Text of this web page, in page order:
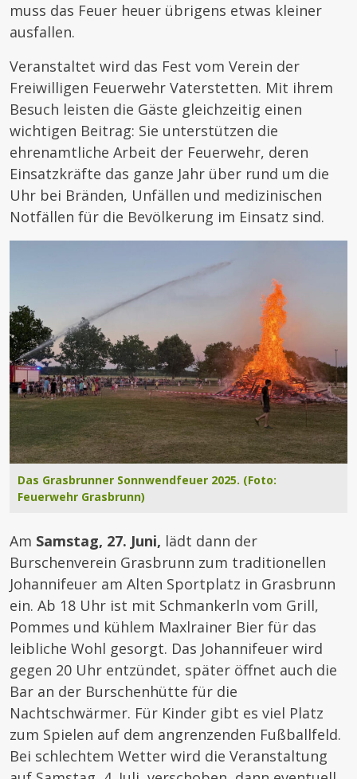
muss das Feuer heuer übrigens etwas kleiner
ausfallen.
Veranstaltet wird das Fest vom Verein der
Freiwilligen Feuerwehr Vaterstetten. Mit ihrem
Besuch leisten die Gäste gleichzeitig einen
wichtigen Beitrag: Sie unterstützen die
ehrenamtliche Arbeit der Feuerwehr, deren
Einsatzkräfte das ganze Jahr über rund um die
Uhr bei Bränden, Unfällen und medizinischen
Notfällen für die Bevölkerung im Einsatz sind.
Das Grasbrunner Sonnwendfeuer 2025. (Foto:
Feuerwehr Grasbrunn)
Am Samstag, 27. Juni, lädt dann der
Burschenverein Grasbrunn zum traditionellen
Johannifeuer am Alten Sportplatz in Grasbrunn
ein. Ab 18 Uhr ist mit Schmankerln vom Grill,
Pommes und kühlem Maxlrainer Bier für das
leibliche Wohl gesorgt. Das Johannifeuer wird
gegen 20 Uhr entzündet, später öffnet auch die
Bar an der Burschenhütte für die
Nachtschwärmer. Für Kinder gibt es viel Platz
zum Spielen auf dem angrenzenden Fußballfeld.
Bei schlechtem Wetter wird die Veranstaltung